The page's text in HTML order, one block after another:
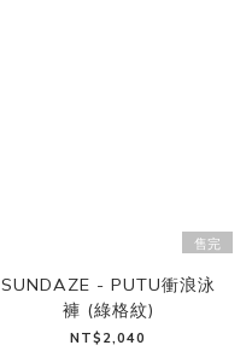
售完
SUNDAZE - PUTU衝浪泳
褲 (綠格紋)
NT$2,040